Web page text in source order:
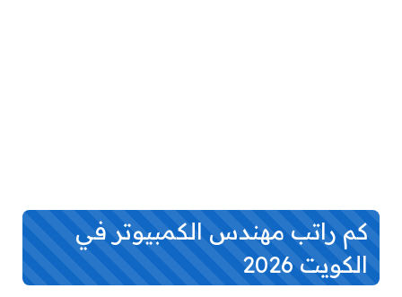
كم راتب مهندس الكمبيوتر في
الكويت 2026